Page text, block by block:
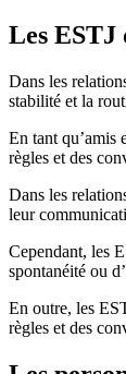
Les ESTJ
Dans les
stabilité et la
En tant qu’amis
règles et des
Dans les
leur
Cependant, les
spontanéité ou
En outre, les
règles et des